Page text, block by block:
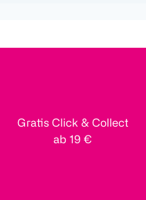
Gratis Click & Collect
ab 19 €